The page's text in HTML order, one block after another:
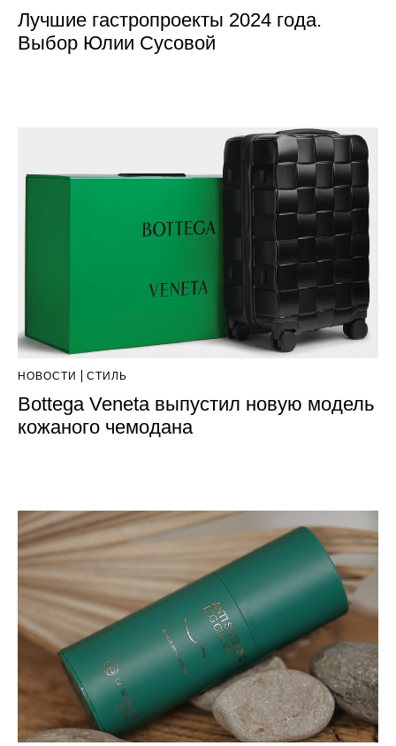
Лучшие гастропроекты 2024 года.
Выбор Юлии Сусовой
НОВОСТИ СТИЛЬ
Bottega Veneta выпустил новую модель
кожаного чемодана